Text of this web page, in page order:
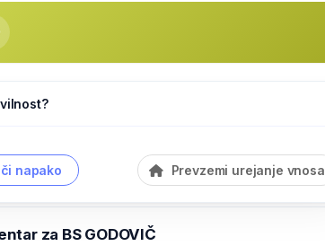
napako Prevzemi urejanje vnosa
za BS GODOVIČ